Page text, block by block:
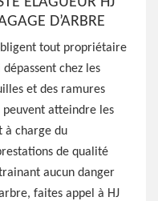
D’ARBRE
tout propriétaire
chez les
et des ramures
peuvent atteindre les
à charge du
de qualité
aucun danger
faites appel à HJ